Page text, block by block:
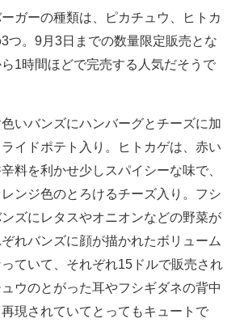
門サイト
合サイト
用を支援
門サイト
門サイト
用
ディア
の最前線
ガーの種類は、ピカチュウ、ヒトカ
つ。9月3日までの数量限定販売とな
1時間ほどで完売する人気だそうで
いバンズにハンバーグとチーズに加
イドポテト入り。ヒトカゲは、赤い
料を利かせ少しスパイシーな味で、
ンジ色のとろけるチーズ入り。フシ
ズにレタスやオニオンなどの野菜が
れバンズに顔が描かれたボリューム
ていて、それぞれ15ドルで販売され
ウのとがった耳やフシギダネの背中
現されていてとってもキュートで